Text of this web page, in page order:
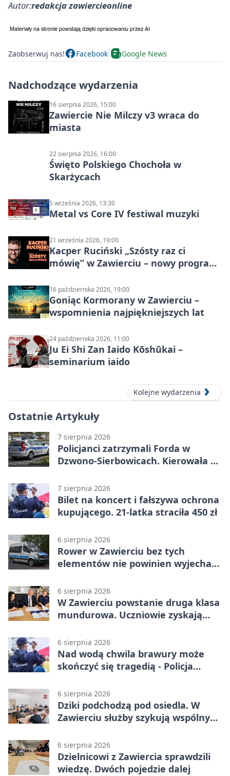
Autor:redakcja zawiercieonline
Zaobserwuj nas! Facebook Google News
Nadchodzące wydarzenia
16 sierpnia 2026, 15:00
Zawiercie Nie Milczy v3 wraca do
miasta
22 sierpnia 2026, 16:00
Święto Polskiego Chochoła w
Skarżycach
5 września 2026, 13:30
Metal vs Core IV festiwal muzyki
21 września 2026, 19:00
Kacper Ruciński „Szósty raz ci
mówię” w Zawierciu – nowy program
16 października 2026, 19:00
Goniąc Kormorany w Zawierciu –
wspomnienia najpiękniejszych lat
24 października 2026, 11:00
Ju Ei Shi Zan Iaido Kōshūkai –
seminarium iaido
Kolejne wydarzenia
Ostatnie Artykuły
7 sierpnia 2026
Policjanci zatrzymali Forda w
Dzwono-Sierbowicach. Kierowała po
7 sierpnia 2026
Bilet na koncert i fałszywa ochrona
kupującego. 21-latka straciła 450 zł
6 sierpnia 2026
Rower w Zawierciu bez tych
elementów nie powinien wyjechać
6 sierpnia 2026
W Zawierciu powstanie druga klasa
mundurowa. Uczniowie zyskają
6 sierpnia 2026
Nad wodą chwila brawury może
skończyć się tragedią - Policja
6 sierpnia 2026
Dziki podchodzą pod osiedla. W
Zawierciu służby szykują wspólny
6 sierpnia 2026
Dzielnicowi z Zawiercia sprawdzili
wiedzę. Dwóch pojedzie dalej